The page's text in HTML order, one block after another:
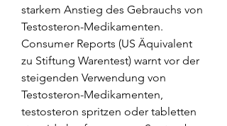
starkem Anstieg des Gebrauchs von
Testosteron-Medikamenten.
Consumer Reports (US Äquivalent
zu Stiftung Warentest) warnt vor der
steigenden Verwendung von
Testosteron-Medikamenten,
testosteron spritzen oder tabletten